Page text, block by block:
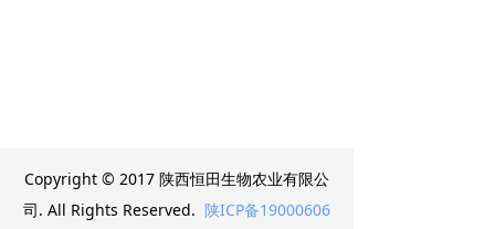
Copyright © 2017 陕西恒田生物农业有限公
司. All Rights Reserved. 陕ICP备19000606